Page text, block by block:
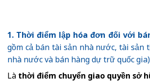
1. Thời điểm lập hóa đơn đối với
gồm cả bán tài sản nhà nước, tài sản
nhà nước và bán hàng dự trữ quốc gia)
Làthời điểm chuyển giao quyền sở